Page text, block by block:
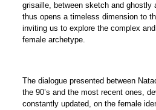
grisaille, between sketch and ghostly
thus opens a timeless dimension to
inviting us to explore the complex
female archetype.
The dialogue presented between
the 90’s and the most recent ones,
constantly updated, on the female